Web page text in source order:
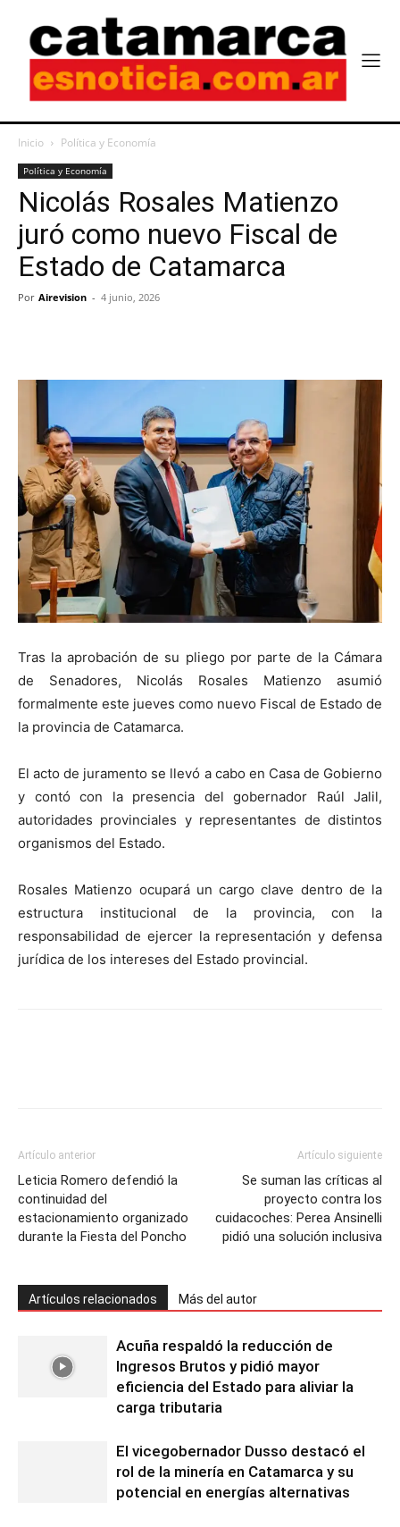
Inicio Política y Economía
Política y Economía
Nicolás Rosales Matienzo
juró como nuevo Fiscal de
Estado de Catamarca
Por Airevision - 4 junio, 2026
Tras la aprobación de su pliego por parte de la Cámara
de Senadores, Nicolás Rosales Matienzo asumió
formalmente este jueves como nuevo Fiscal de Estado de
la provincia de Catamarca.
El acto de juramento se llevó a cabo en Casa de Gobierno
y contó con la presencia del gobernador Raúl Jalil,
autoridades provinciales y representantes de distintos
organismos del Estado.
Rosales Matienzo ocupará un cargo clave dentro de la
estructura institucional de la provincia, con la
responsabilidad de ejercer la representación y defensa
jurídica de los intereses del Estado provincial.
Artículo anterior
Leticia Romero defendió la
continuidad del
estacionamiento organizado
durante la Fiesta del Poncho
Artículo siguiente
Se suman las críticas al
proyecto contra los
cuidacoches: Perea Ansinelli
pidió una solución inclusiva
Artículos relacionados Más del autor
Acuña respaldó la reducción de
Ingresos Brutos y pidió mayor
eficiencia del Estado para aliviar la
carga tributaria
El vicegobernador Dusso destacó el
rol de la minería en Catamarca y su
potencial en energías alternativas